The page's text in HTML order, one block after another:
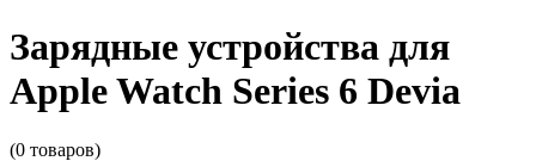
Зарядные устройства для
Apple Watch Series 6 Devia
(0 товаров)